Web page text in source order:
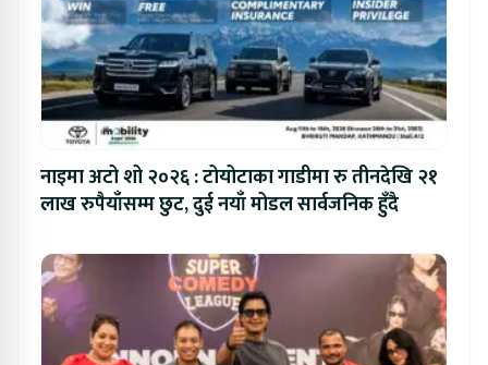
नाइमा अटो शो २०२६ : टोयोटाका गाडीमा रु तीनदेखि २१
लाख रुपैयाँसम्म छुट, दुई नयाँ मोडल सार्वजनिक हुँदै